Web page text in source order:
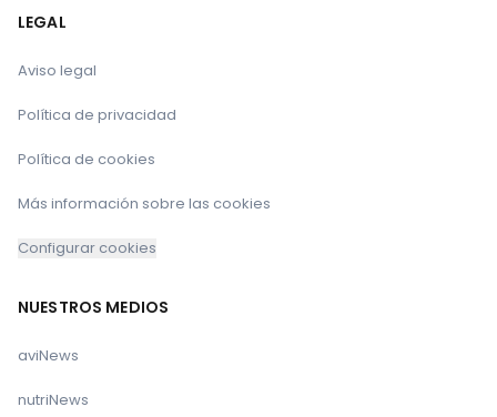
LEGAL
Aviso legal
Política de privacidad
Política de cookies
Más información sobre las cookies
Configurar cookies
NUESTROS MEDIOS
aviNews
nutriNews